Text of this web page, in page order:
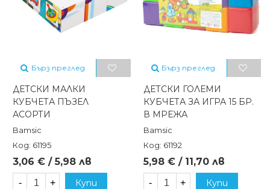
Бърз преглед
ДЕТСКИ МАЛКИ
КУБЧЕТА ПЪЗЕЛ
АСОРТИ
Bamsic
Код: 61195
3,06 € / 5,98 лв
- + Купи
Бърз преглед
ДЕТСКИ ГОЛЕМИ
КУБЧЕТА ЗА ИГРА 15 БР.
В МРЕЖА
Bamsic
Код: 61192
5,98 € / 11,70 лв
- + Купи